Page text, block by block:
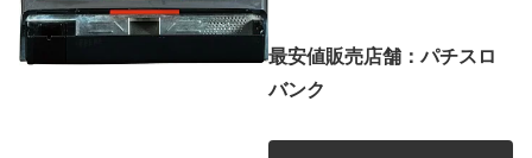
最安値販売店舗：パチスロ
バンク